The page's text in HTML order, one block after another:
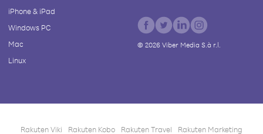
iPhone & iPad
Windows PC
Mac
Linux
© 2026Viber Media S.à r.l.
Rakuten Viki Rakuten Kobo Rakuten Travel Rakuten Marketing